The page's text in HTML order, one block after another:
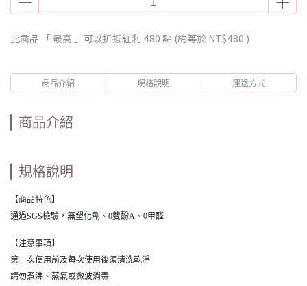
此商品 「 最高 」可以折抵紅利 480 點 (約等於 NT$480 )
商品介紹 規格說明 運送方式
商品介紹
規格說明
【商品特色】
通過SGS檢驗，無塑化劑、0雙酚A、0甲醛
【注意事項】
第一次使用前及每次使用後須清洗乾淨
請勿煮沸、蒸氣或微波消毒